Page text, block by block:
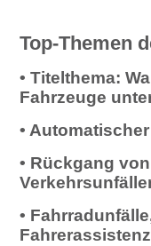
Top-Themen
• Titelthema:
Fahrzeuge
•
• Rückgang
•